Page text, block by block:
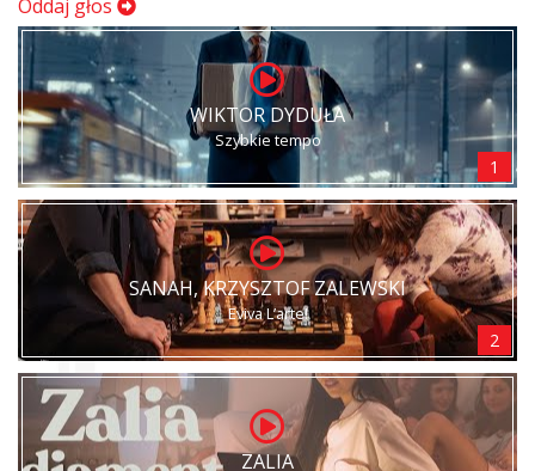
Oddaj głos
WIKTOR DYDUŁA
Szybkie tempo
1
SANAH, KRZYSZTOF ZALEWSKI
Eviva L’arte!
2
ZALIA